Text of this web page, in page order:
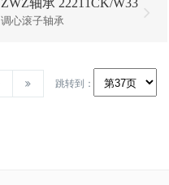
ZWZ轴承 22211CK/W33
调心滚子轴承
跳转到：